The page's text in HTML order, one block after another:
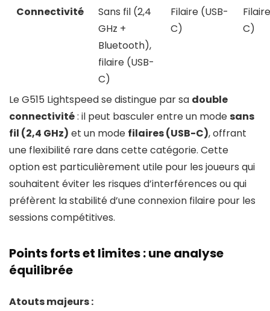
Connectivité
Sans fil (2,4
GHz +
Bluetooth),
filaire (USB-
C)
Filaire (USB-
C)
C)
Le G515 Lightspeed se distingue par sa double
connectivité: il peut basculer entre un modesans
fil (2,4 GHz) et un mode filaires (USB-C), offrant
une flexibilité rare dans cette catégorie. Cette
option est particulièrement utile pour les joueurs qui
souhaitent éviter les risques d’interférences ou qui
préfèrent la stabilité d’une connexion filaire pour les
sessions compétitives.
Points forts et limites : une analyse
équilibrée
Atouts majeurs :